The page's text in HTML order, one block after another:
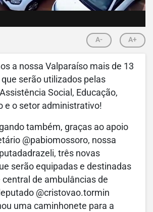
A- A+
a nossa Valparaíso mais de 13
serão utilizados pelas
Social, Educação,
e o setor administrativo!
também, graças ao apoio
@pabiomossoro, nossa
três novas
serão equipadas e destinadas
central de ambulâncias de
@cristovao.tormin
uma caminhonete para a